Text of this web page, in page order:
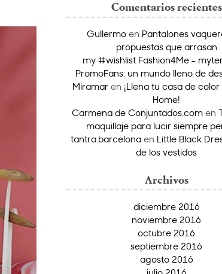
Comentarios recientes
Gullermo en Pantalones
propuestas que arrasan
my #wishlist Fashion4Me -
PromoFans: un mundo lleno de
Miramar en ¡Llena tu casa de
Home!
Carmena de Conjuntados.com en
maquillaje para lucir siempre
tantra.barcelonaen Little Black
de los vestidos
Archivos
diciembre 2016
noviembre 2016
octubre 2016
septiembre 2016
agosto 2016